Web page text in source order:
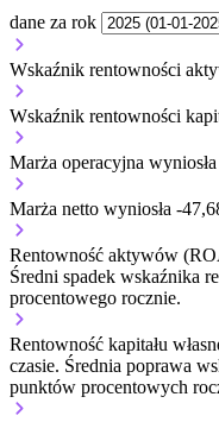
dane za rok
Wskaźnik rentowności
Wskaźnik rentowności
Marża operacyjna
Marża netto wyniosła -
Rentowność aktywów
Średni spadek wskaźnika
procentowego rocznie.
Rentowność kapitału
czasie. Średnia poprawa
punktów procentowych